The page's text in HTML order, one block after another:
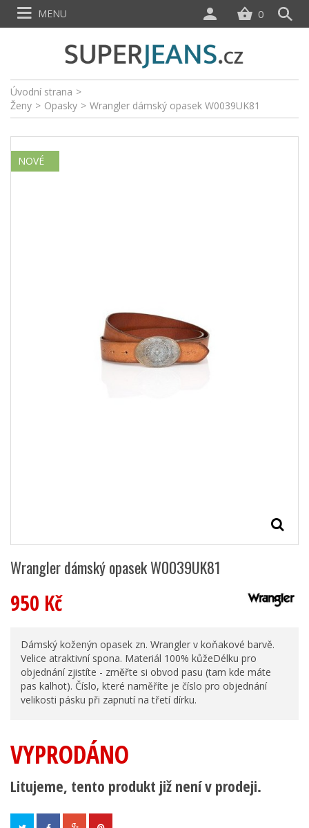
Úvodní strana >
Ženy > Opasky > Wrangler dámský opasek W0039UK81
NOVÉ
Wrangler dámský opasek W0039UK81
950 Kč
Dámský koženýn opasek zn. Wrangler v koňakové barvě.
Velice atraktivní spona. Materiál 100% kůžeDélku pro
objednání zjistíte - změřte si obvod pasu (tam kde máte
pas kalhot). Číslo, které naměříte je číslo pro objednání
velikosti pásku při zapnutí na třetí dírku.
VYPRODÁNO
Litujeme, tento produkt již není v prodeji.
0
MENU